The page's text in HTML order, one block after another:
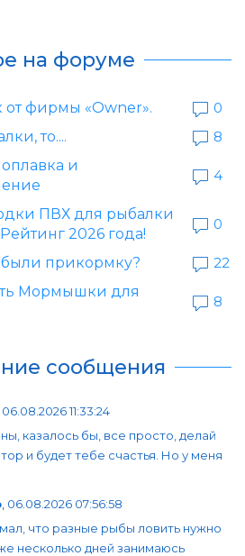
на форуме
фирмы «Owner».
0
то....
8
и
4
ПВХ для рыбалки
2026 года!
0
прикормку?
22
Мормышки для
8
сообщения
06.08.2026 11:33:24
казалось бы, все просто, делай
и будет тебе счастья. Но у меня
06.08.2026 07:56:58
что разные рыбы ловить нужно
несколько дней занимаюсь